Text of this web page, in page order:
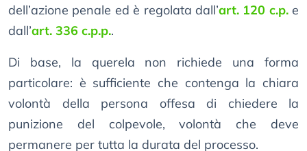
dell’azione penale ed è regolata dall’art. 120 c.p.e
dall’art. 336 c.p.p..
Di base, la querela non richiede una forma
particolare: è sufficiente che contenga la chiara
volontà della persona offesa di chiedere la
punizione del colpevole, volontà che deve
permanere per tutta la durata del processo.